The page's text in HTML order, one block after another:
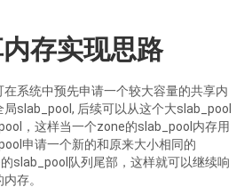
存实现思路
系统中预先申请一个较大容量的共享内
slab_pool, 后续可以从这个大slab_pool
，这样当一个zone的slab_pool内存用
申请一个新的和原来大小相同的
slab_pool队列尾部，这样就可以继续响
存。